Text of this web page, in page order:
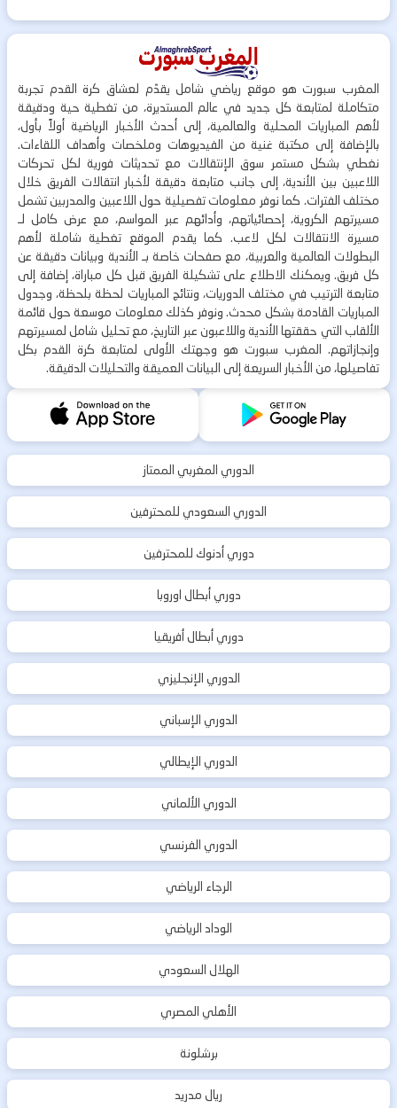
المغرب سبورت هو موقع رياضي شامل يقدّم لعشاق كرة القدم تجربة
متكاملة لمتابعة كل جديد في عالم المستديرة، من تغطية حية ودقيقة
لأهم المباريات المحلية والعالمية، إلى أحدث الأخبار الرياضية أولاً بأول،
بالإضافة إلى مكتبة غنية من الفيديوهات وملخصات وأهداف اللقاءات.
نغطي بشكل مستمر سوق الإنتقالات مع تحديثات فورية لكل تحركات
اللاعبين بين الأندية، إلى جانب متابعة دقيقة لأخبار انتقالات الفريق خلال
مختلف الفترات. كما نوفر معلومات تفصيلية حول اللاعبين والمدربين تشمل
مسيرتهم الكروية، إحصائياتهم، وأدائهم عبر المواسم، مع عرض كامل لـ
مسيرة الانتقالات لكل لاعب. كما يقدم الموقع تغطية شاملة لأهم
البطولات العالمية والعربية، مع صفحات خاصة بـ الأندية وبيانات دقيقة عن
كل فريق. ويمكنك الاطلاع على تشكيلة الفريق قبل كل مباراة، إضافة إلى
متابعة الترتيب في مختلف الدوريات، ونتائج المباريات لحظة بلحظة، وجدول
المباريات القادمة بشكل محدث. ونوفر كذلك معلومات موسعة حول قائمة
الألقاب التي حققتها الأندية واللاعبون عبر التاريخ، مع تحليل شامل لمسيرتهم
وإنجازاتهم. المغرب سبورت هو وجهتك الأولى لمتابعة كرة القدم بكل
تفاصيلها، من الأخبار السريعة إلى البيانات العميقة والتحليلات الدقيقة.
الدوري المغربي الممتاز
الدوري السعودي للمحترفين
دوري أدنوك للمحترفين
دوري أبطال اوروبا
دوري أبطال أفريقيا
الدوري الإنجليزي
الدوري الإسباني
الدوري الإيطالي
الدوري الألماني
الدوري الفرنسي
الرجاء الرياضي
الوداد الرياضي
الهلال السعودي
الأهلي المصري
برشلونة
ريال مدريد